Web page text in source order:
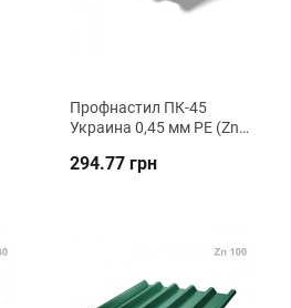
Профнастил ПК-45
Украина 0,45 мм PE (Zn
Металика
294.77 грн